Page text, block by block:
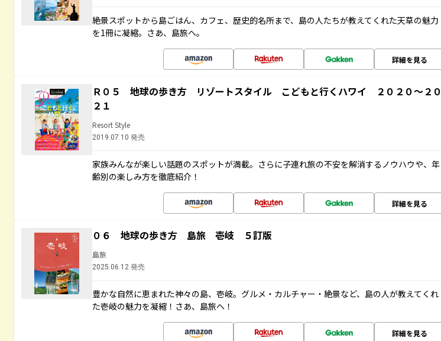
絶景スポットから島ごはん、カフェ、歴史的名所まで、島の人たちが教えてくれた天草の魅力
を1冊に凝縮。さあ、島旅へ。
詳細を見る
Ｒ０５ 地球の歩き方 リゾートスタイル こどもと行くハワイ ２０２０～２０
２１
Resort Style
2019.07.10 発売
家族みんなが楽しい話題のスポットが満載。さらに子連れ旅の不安を解消するノウハウや、年
齢別の楽しみ方を徹底紹介！
詳細を見る
０６ 地球の歩き方 島旅 壱岐 ５訂版
島旅
2025.06.12 発売
豊かな自然に恵まれた神々の島、壱岐。グルメ・カルチャー・絶景など、島の人が教えてくれ
た壱岐の魅力を凝縮！さあ、島旅へ！
詳細を見る